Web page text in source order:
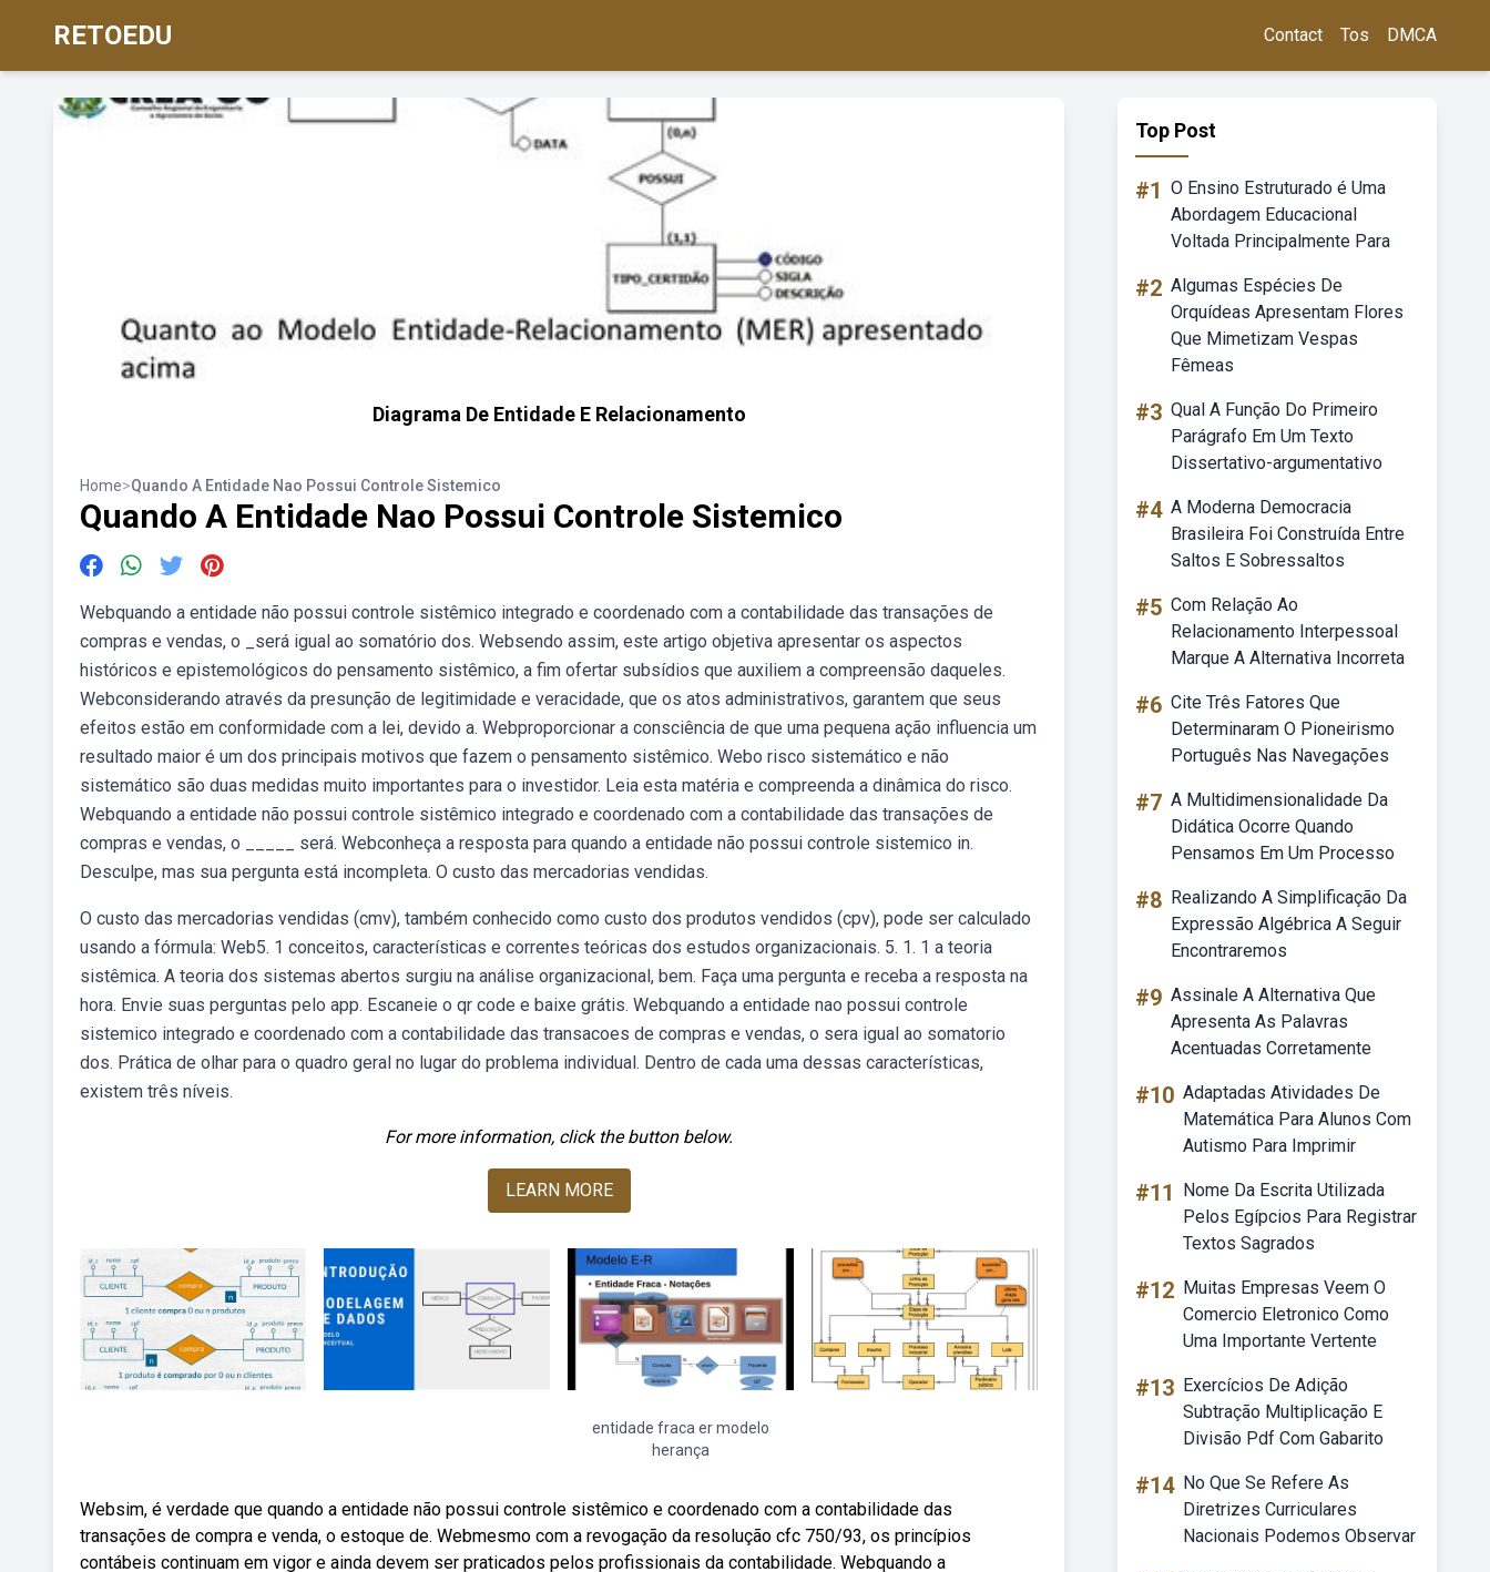
RETOEDU Contact Tos DMCA
Diagrama De Entidade E Relacionamento
Home>Quando A Entidade Nao Possui Controle Sistemico
Quando A Entidade Nao Possui Controle Sistemico
Webquando a entidade não possui controle sistêmico integrado e coordenado com a contabilidade das transações de
compras e vendas, o _será igual ao somatório dos. Websendo assim, este artigo objetiva apresentar os aspectos
históricos e epistemológicos do pensamento sistêmico, a fim ofertar subsídios que auxiliem a compreensão daqueles.
Webconsiderando através da presunção de legitimidade e veracidade, que os atos administrativos, garantem que seus
efeitos estão em conformidade com a lei, devido a. Webproporcionar a consciência de que uma pequena ação influencia um
resultado maior é um dos principais motivos que fazem o pensamento sistêmico. Webo risco sistemático e não
sistemático são duas medidas muito importantes para o investidor. Leia esta matéria e compreenda a dinâmica do risco.
Webquando a entidade não possui controle sistêmico integrado e coordenado com a contabilidade das transações de
compras e vendas, o _____ será. Webconheça a resposta para quando a entidade não possui controle sistemico in.
Desculpe, mas sua pergunta está incompleta. O custo das mercadorias vendidas.
O custo das mercadorias vendidas (cmv), também conhecido como custo dos produtos vendidos (cpv), pode ser calculado
usando a fórmula: Web5. 1 conceitos, características e correntes teóricas dos estudos organizacionais. 5. 1. 1 a teoria
sistêmica. A teoria dos sistemas abertos surgiu na análise organizacional, bem. Faça uma pergunta e receba a resposta na
hora. Envie suas perguntas pelo app. Escaneie o qr code e baixe grátis. Webquando a entidade nao possui controle
sistemico integrado e coordenado com a contabilidade das transacoes de compras e vendas, o sera igual ao somatorio
dos. Prática de olhar para o quadro geral no lugar do problema individual. Dentro de cada uma dessas características,
existem três níveis.
For more information, click the button below.
LEARN MORE
entidade fraca er modelo
herança
Websim, é verdade que quando a entidade não possui controle sistêmico e coordenado com a contabilidade das
transações de compra e venda, o estoque de. Webmesmo com a revogação da resolução cfc 750/93, os princípios
contábeis continuam em vigor e ainda devem ser praticados pelos profissionais da contabilidade. Webquando a
Top Post
#1 O Ensino Estruturado é Uma
Abordagem Educacional
Voltada Principalmente Para
#2 Algumas Espécies De
Orquídeas Apresentam Flores
Que Mimetizam Vespas
Fêmeas
#3 Qual A Função Do Primeiro
Parágrafo Em Um Texto
Dissertativo-argumentativo
#4 A Moderna Democracia
Brasileira Foi Construída Entre
Saltos E Sobressaltos
#5 Com Relação Ao
Relacionamento Interpessoal
Marque A Alternativa Incorreta
#6 Cite Três Fatores Que
Determinaram O Pioneirismo
Português Nas Navegações
#7 A Multidimensionalidade Da
Didática Ocorre Quando
Pensamos Em Um Processo
#8 Realizando A Simplificação Da
Expressão Algébrica A Seguir
Encontraremos
#9 Assinale A Alternativa Que
Apresenta As Palavras
Acentuadas Corretamente
#10 Adaptadas Atividades De
Matemática Para Alunos Com
Autismo Para Imprimir
#11
Nome Da Escrita Utilizada
Pelos Egípcios Para Registrar
Textos Sagrados
#12 Muitas Empresas Veem O
Comercio Eletronico Como
Uma Importante Vertente
#13 Exercícios De Adição
Subtração Multiplicação E
Divisão Pdf Com Gabarito
#14 No Que Se Refere As
Diretrizes Curriculares
Nacionais Podemos Observar